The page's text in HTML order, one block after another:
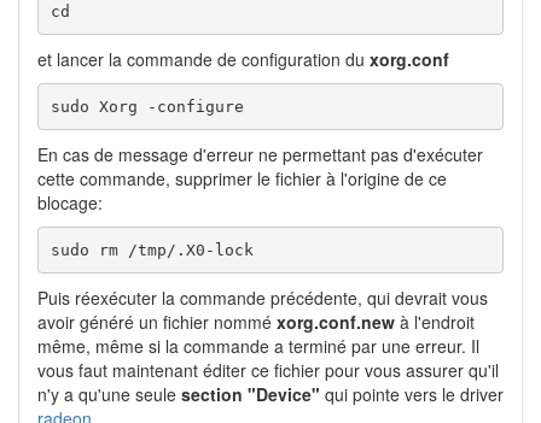
cd
et lancer la commande de configuration du xorg.conf
sudo Xorg -configure
En cas de message d'erreur ne permettant pas d'exécuter
cette commande, supprimer le fichier à l'origine de ce
blocage:
sudo rm /tmp/.X0-lock
Puis réexécuter la commande précédente, qui devrait vous
avoir généré un fichier nommé xorg.conf.new à l'endroit
même, même si la commande a terminé par une erreur. Il
vous faut maintenant éditer ce fichier pour vous assurer qu'il
n'y a qu'une seule section "Device" qui pointe vers le driver